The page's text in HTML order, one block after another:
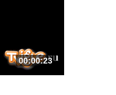
00:00:23